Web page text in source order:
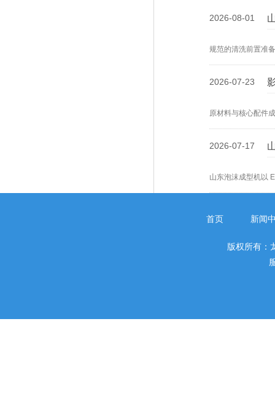
2026-08-01
规范的清洗前置准
机的清洗洁净度与
2026-07-23
原材料与核心配件
泡塑设备投入成本
2026-07-17
山东泡沫成型机以
热胀熔融粘结原理
首页 新闻
版权所有：